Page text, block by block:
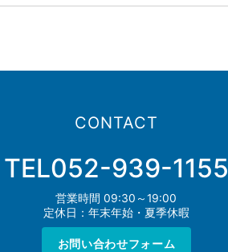
CONTACT
TEL052-939-1155
営業時間 09:30～19:00
定休日：年末年始・夏季休暇
お問い合わせフォーム